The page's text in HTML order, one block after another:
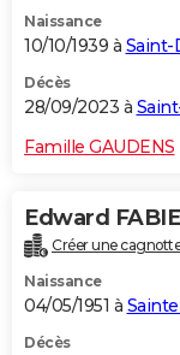
Naissance
10/10/1939 à Saint-
Décès
28/09/2023 à
Famille GAUDENS
Edward
Créer une
Naissance
04/05/1951 à
Décès